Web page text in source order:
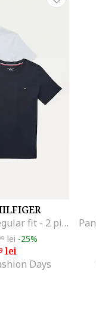
Set de tricouri regular fit - 2 piese, Alb/Albastru inchis
lei -25%
lei
Days